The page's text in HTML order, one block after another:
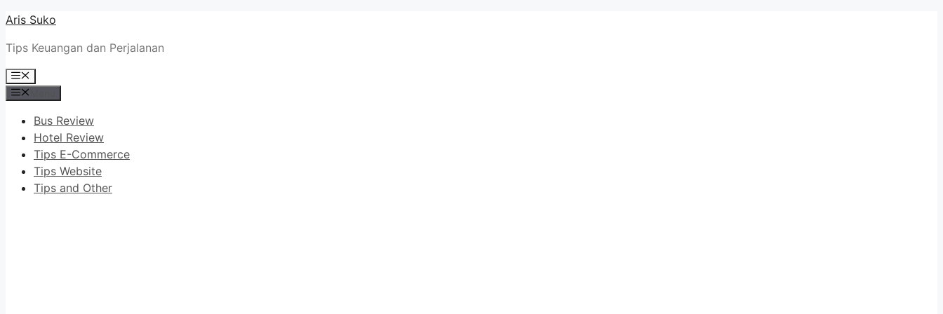
Skip
content
Aris Suko
Tips Keuangan dan Perjalanan
Menu
Bus Review
Hotel Review
Tips E-Commerce
Tips Website
Tips and Other